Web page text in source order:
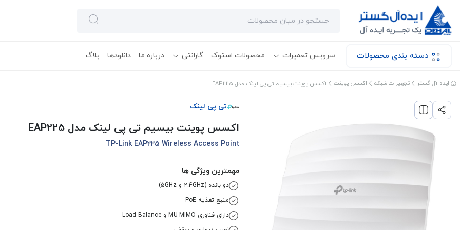
دسته بندی محصولات سرویس تعمیرات محصولات استوک گارانتی درباره ما دانلودها بلاگ
ایده آل گستر تجهیزات شبکه اکسس پوینت اکسس پوینت بیسیم تی پی لینک مدل EAP225
تی پی لینک
اکسس پوینت بیسیم تی پی لینک مدل EAP225
TP-Link EAP225 Wireless Access Point
مهمترین ویژگی ها
دو بانده (2.4GHz و 5GHz)
منبع تغذیه PoE
دارای فناوری MU-MIMO و Load Balance